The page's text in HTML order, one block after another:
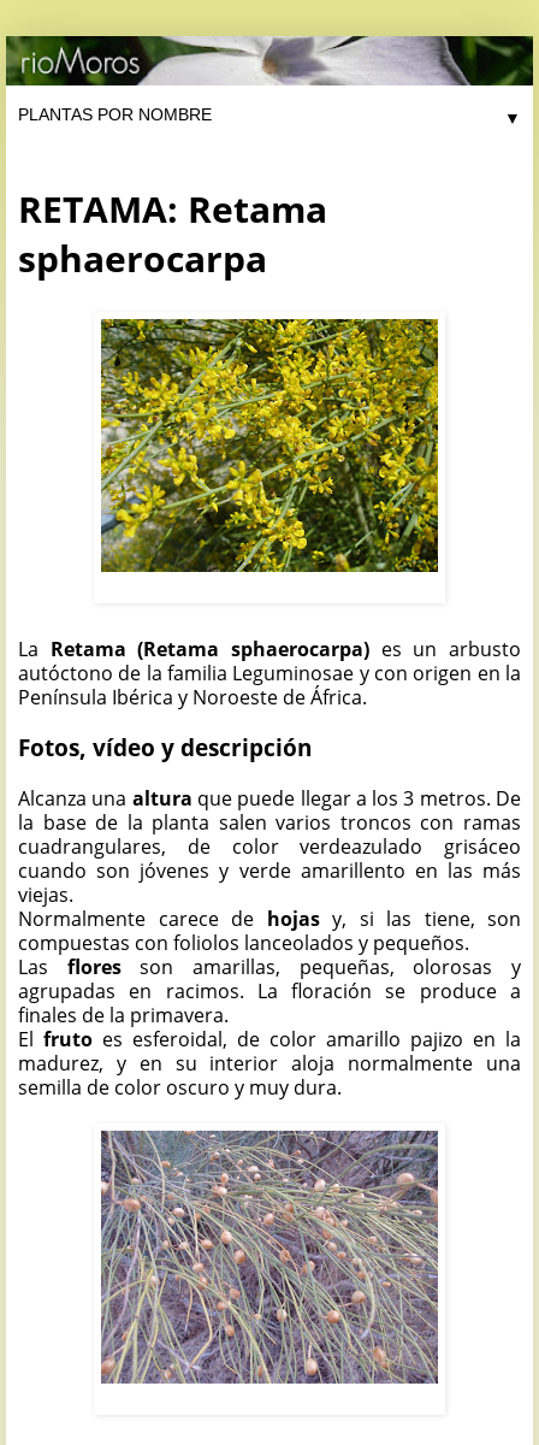
▼
RETAMA: Retama
sphaerocarpa
La Retama (Retama sphaerocarpa) es un arbusto
autóctono de la familia Leguminosae y con origen en la
Península Ibérica y Noroeste de África.
Fotos, vídeo y descripción
Alcanza una altura que puede llegar a los 3 metros. De
la base de la planta salen varios troncos con ramas
cuadrangulares, de color verdeazulado grisáceo
cuando son jóvenes y verde amarillento en las más
viejas.
Normalmente carece de hojas y, si las tiene, son
compuestas con foliolos lanceolados y pequeños.
Las floresson amarillas, pequeñas, olorosas y
agrupadas en racimos. La floración se produce a
finales de la primavera.
El fruto es esferoidal, de color amarillo pajizo en la
madurez, y en su interior aloja normalmente una
semilla de color oscuro y muy dura.